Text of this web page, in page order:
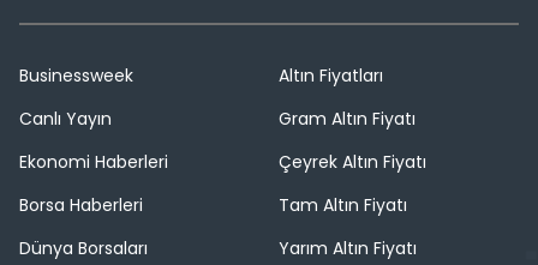
Businessweek
Canlı Yayın
Ekonomi Haberleri
Borsa Haberleri
Dünya Borsaları
Altın Fiyatları
Gram Altın Fiyatı
Çeyrek Altın Fiyatı
Tam Altın Fiyatı
Yarım Altın Fiyatı